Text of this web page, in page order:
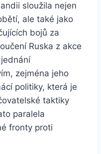
sloužila nejen
ale také jako
bojů za
Ruska z akce
zejména jeho
politiky, která je
taktiky
paralela
fronty proti